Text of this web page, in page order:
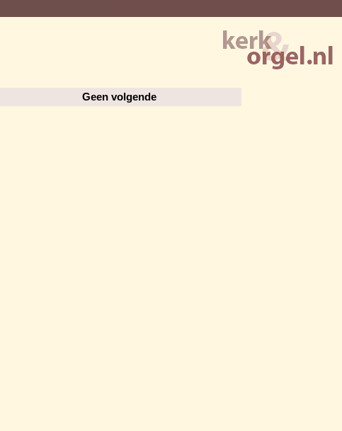
Geen volgende